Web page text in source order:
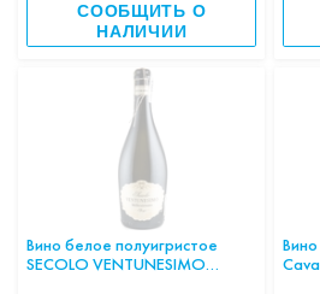
СООБЩИТЬ О
НАЛИЧИИ
Вино белое полуигристое
SECOLO VENTUNESIMO